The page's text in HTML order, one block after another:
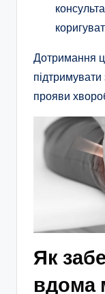
Дотримання
підтримувати
прояви
Як
вдома